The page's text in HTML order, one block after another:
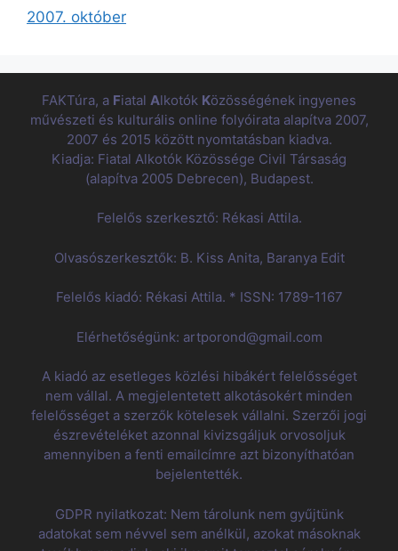
2007. október
FAKTúra, a Fiatal Alkotók Közösségének ingyenes
művészeti és kulturális online folyóirata alapítva 2007,
2007 és 2015 között nyomtatásban kiadva.
Kiadja: Fiatal Alkotók Közössége Civil Társaság
(alapítva 2005 Debrecen), Budapest.
Felelős szerkesztő: Rékasi Attila.
Olvasószerkesztők: B. Kiss Anita, Baranya Edit
Felelős kiadó: Rékasi Attila. * ISSN: 1789-1167
Elérhetőségünk: artporond@gmail.com
A kiadó az esetleges közlési hibákért felelősséget
nem vállal. A megjelentetett alkotásokért minden
felelősséget a szerzők kötelesek vállalni. Szerzői jogi
észrevételéket azonnal kivizsgáljuk orvosoljuk
amennyiben a fenti emailcímre azt bizonyíthatóan
bejelentették.
GDPR nyilatkozat: Nem tárolunk nem gyűjtünk
adatokat sem névvel sem anélkül, azokat másoknak